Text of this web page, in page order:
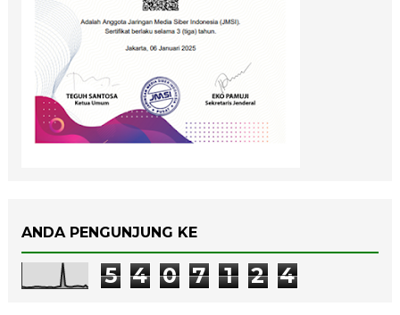
ANDA PENGUNJUNG KE
5 4 0 7 1 2 4